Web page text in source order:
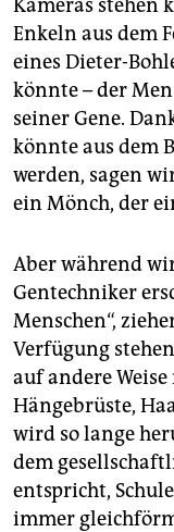
Kameras stehen
Enkeln aus dem
eines Dieter-
könnte – der
seiner Gene.
könnte aus dem
werden, sagen
ein Mönch, der
Aber während
Gentechniker
Menschen“,
Verfügung
auf andere
Hängebrüste,
wird so lange
dem
entspricht,
immer